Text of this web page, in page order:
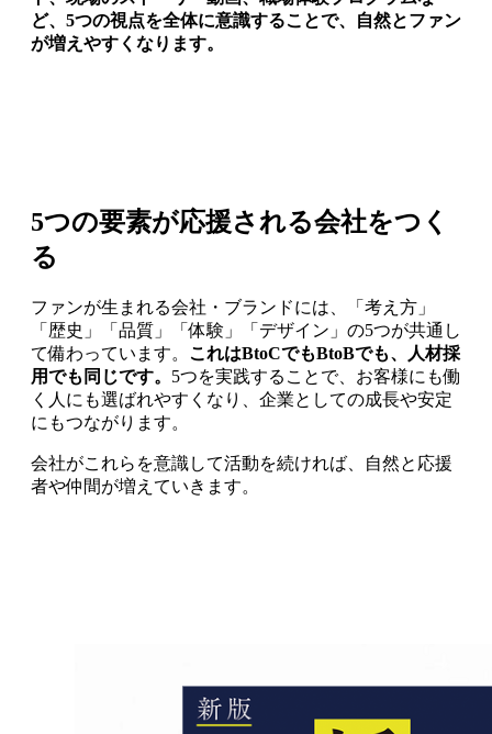
ど、5つの視点を全体に意識することで、自然とファン
が増えやすくなります。
5つの要素が応援される会社をつく
る
ファンが生まれる会社・ブランドには、「考え方」
「歴史」「品質」「体験」「デザイン」の5つが共通し
て備わっています。 これはBtoCでもBtoBでも、人材採
用でも同じです。 5つを実践することで、お客様にも働
く人にも選ばれやすくなり、企業としての成長や安定
にもつながります。
会社がこれらを意識して活動を続ければ、自然と応援
者や仲間が増えていきます。